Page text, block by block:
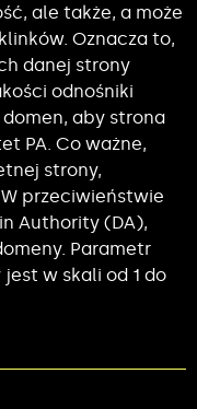
ale także, a może
Oznacza to,
danej strony
odnośniki
aby strona
PA. Co ważne,
strony,
przeciwieństwie
Authority (DA),
Parametr
w skali od 1 do